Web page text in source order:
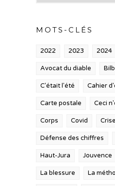
MOTS-CLÉS
2022 2023 2024
Avocat du diable
C'était l'été Cahier
Carte postale Ceci
Corps Covid
Défense des chiffres
Haut-Jura Jouvence
La blessure La